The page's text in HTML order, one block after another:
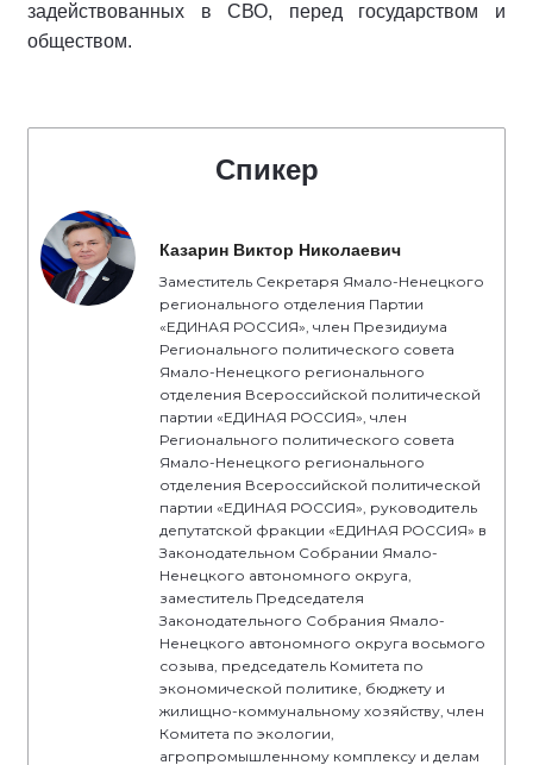
задействованных в СВО, перед государством и
обществом.
Спикер
Казарин Виктор Николаевич
Заместитель Секретаря Ямало-Ненецкого
регионального отделения Партии
«ЕДИНАЯ РОССИЯ», член Президиума
Регионального политического совета
Ямало-Ненецкого регионального
отделения Всероссийской политической
партии «ЕДИНАЯ РОССИЯ», член
Регионального политического совета
Ямало-Ненецкого регионального
отделения Всероссийской политической
партии «ЕДИНАЯ РОССИЯ», руководитель
депутатской фракции «ЕДИНАЯ РОССИЯ» в
Законодательном Собрании Ямало-
Ненецкого автономного округа,
заместитель Председателя
Законодательного Собрания Ямало-
Ненецкого автономного округа восьмого
созыва, председатель Комитета по
экономической политике, бюджету и
жилищно-коммунальному хозяйству, член
Комитета по экологии,
агропромышленному комплексу и делам